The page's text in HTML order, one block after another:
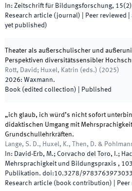
In: Zeitschrift für Bildungsforschung, 15(2)
Research article (journal) | Peer reviewed
yet published)
Theater als außerschulischer und
Perspektiven diversitätssensibler
Rott, David; Huxel, Katrin ( eds.) ( 2025)
2026: Waxmann.
Book (edited collection)
Published
„ich glaub, ich würd’s nicht sofort
didaktischen Umgang mit
Grundschullehrkräften.
Lange, S. D., Huxel, K., Then, D. &
In: David-Erb, M.; Corvacho del Toro, I.;
Mehrsprachigkeit und Bildungspraxis , 103
Publikation. doi:10.3278/9783763973033
Research article (book contribution) |